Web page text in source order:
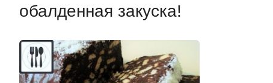
обалденная закуска!